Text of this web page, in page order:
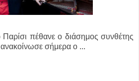
Παρίσι πέθανε ο διάσημος συνθέτης
σήμερα ο ...